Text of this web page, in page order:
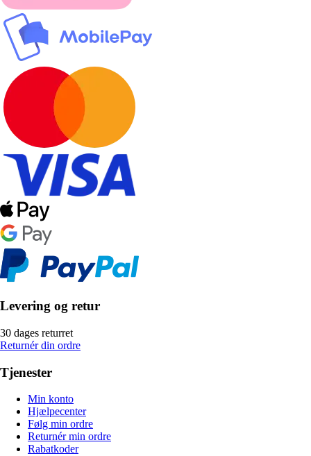
Levering og retur
30 dages returret
Returnér din ordre
Tjenester
Min konto
Hjælpecenter
Følg min ordre
Returnér min ordre
Rabatkoder